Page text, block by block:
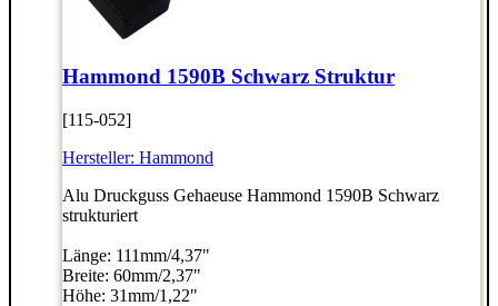
Hammond 1590B Schwarz Struktur
[115-052]
Hersteller: Hammond
Alu Druckguss Gehaeuse Hammond 1590B Schwarz
strukturiert
Länge: 111mm/4,37"
Breite: 60mm/2,37"
Höhe: 31mm/1,22"